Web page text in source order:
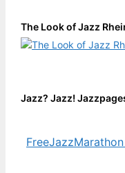
The Look of Jazz
Jazz? Jazz!